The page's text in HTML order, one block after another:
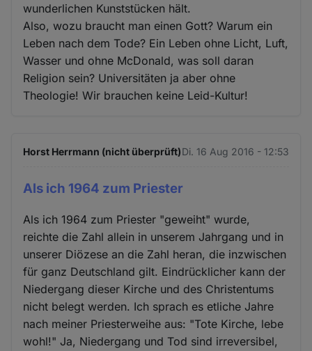
wunderlichen Kunststücken hält.
Also, wozu braucht man einen Gott? Warum ein
Leben nach dem Tode? Ein Leben ohne Licht, Luft,
Wasser und ohne McDonald, was soll daran
Religion sein? Universitäten ja aber ohne
Theologie! Wir brauchen keine Leid-Kultur!
Horst Herrmann (nicht überprüft)Di. 16 Aug 2016 - 12:53
Als ich 1964 zum Priester
Als ich 1964 zum Priester "geweiht" wurde,
reichte die Zahl allein in unserem Jahrgang und in
unserer Diözese an die Zahl heran, die inzwischen
für ganz Deutschland gilt. Eindrücklicher kann der
Niedergang dieser Kirche und des Christentums
nicht belegt werden. Ich sprach es etliche Jahre
nach meiner Priesterweihe aus: "Tote Kirche, lebe
wohl!" Ja, Niedergang und Tod sind irreversibel,